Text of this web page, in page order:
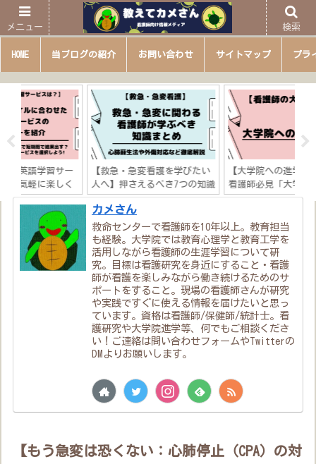
HOME 当ブログの紹介 お問い合わせ サイトマップ プラ
【救急・急変看護を学びたい
人へ】押さえるべき7つの知識
「心肺蘇生法や外傷対応など
徹底解説！」
【大学院への進学手順は？】
看護師必見「大学院進学の一
歩を踏み出そう！」
テ
カメさん
救命センターで看護師を10年以上。教育担当
も経験。大学院では教育心理学と教育工学を
活用しながら看護師の生涯学習について研
究。目標は看護研究を身近にすること・看護
師が看護を楽しみながら働き続けるためのサ
ポートをすること。現場の看護師さんが研究
や実践ですぐに使える情報を届けたいと思っ
ています。資格は看護師/保健師/統計士。看
護研究や大学院進学等、何でもご相談くださ
い！ご連絡は問い合わせフォームやTwitterの
DMよりお願いします。
【もう急変は恐くない：心肺停止（CPA）の対
メニュー 検索